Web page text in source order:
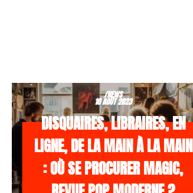
/NEWS
10 AOÛT 2023
DISQUAIRES, LIBRAIRES, EN
LIGNE, DE LA MAIN À LA MAIN
: OÙ SE PROCURER MAGIC,